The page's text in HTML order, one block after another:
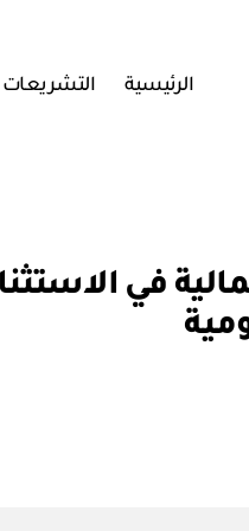
الرئيسية التشريعات
المالية في